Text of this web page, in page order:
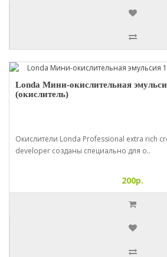
Londa Мини-окислительная
(окислитель)
Окислители Londa Professional extra rich
developer созданы специально для о..
200р.